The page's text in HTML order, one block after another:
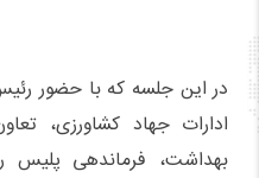
در این جلسه که با حضور
ادارات جهاد کشاورزی،
بهداشت، فرماندهی پلیس